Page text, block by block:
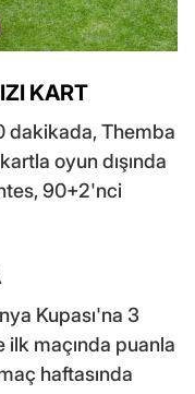
KART
dakikada, Themba
oyun dışında
90+2'nci
Kupası'na 3
ilk maçında puanla
haftasında